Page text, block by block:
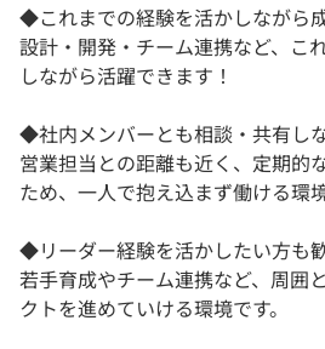
◆これまでの経験を活かしながら
設計・開発・チーム連携など、こ
しながら活躍できます！
◆社内メンバーとも相談・共有し
営業担当との距離も近く、定期的
ため、一人で抱え込まず働ける環
◆リーダー経験を活かしたい方も
若手育成やチーム連携など、周囲
クトを進めていける環境です。